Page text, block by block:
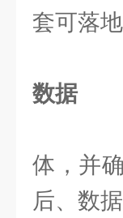
套可落
数据
探
体，并
后、数